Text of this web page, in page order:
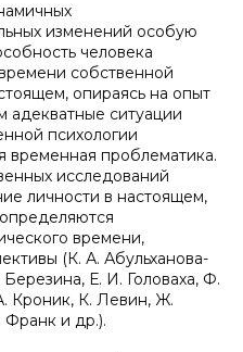
изменений особую
человека
собственной
опираясь на опыт
адекватные ситуации
психологии
временная проблематика.
исследований
личности в настоящем,
времени,
(К. А. Абульханова-
Е. И. Головаха, Ф.
Кроник, К. Левин, Ж.
и др.).